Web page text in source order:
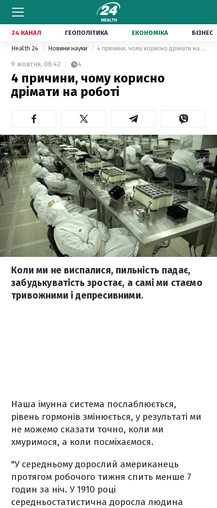
24 КАНАЛ ГЕОПОЛІТИКА ЕКОНОМІКА БІЗНЕС
Health 24 Новини науки 4 причини, чому корисно дрімати на роботі
9 жовтня, 06:42 4
4 причини, чому корисно
дрімати на роботі
Коли ми не виспалися, пильність падає,
забудькуватість зростає, а самі ми стаємо
тривожними і депресивними.
Наша імунна система послаблюється,
рівень гормонів змінюється, у результаті ми
не можемо сказати точно, коли ми
хмуримося, а коли посміхаємося.
"У середньому дорослий американець
протягом робочого тижня спить менше 7
годин за ніч. У 1910 році
середньостатистична доросла людина